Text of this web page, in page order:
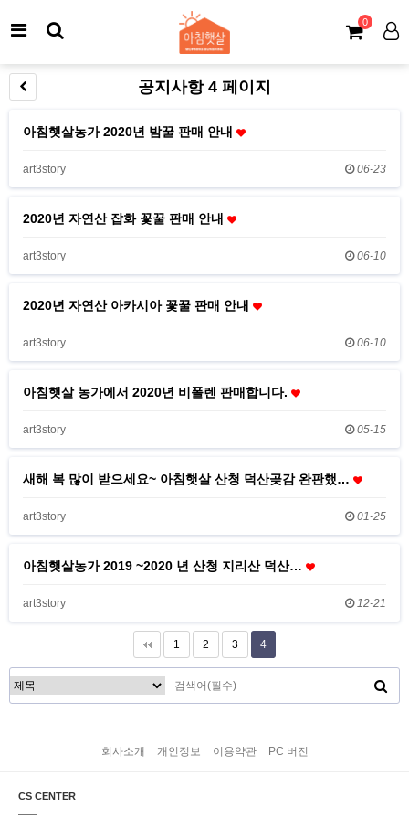
0
공지사항 4 페이지
아침햇살농가 2020년 밤꿀 판매 안내
art3story 06-23
2020년 자연산 잡화 꽃꿀 판매 안내
art3story 06-10
2020년 자연산 아카시아 꽃꿀 판매 안내
art3story 06-10
아침햇살 농가에서 2020년 비폴렌 판매합니다.
art3story 05-15
새해 복 많이 받으세요~ 아침햇살 산청 덕산곶감 완판했…
art3story 01-25
아침햇살농가 2019 ~2020 년 산청 지리산 덕산…
art3story 12-21
1 2 3 4
회사소개 개인정보 이용약관 PC 버전
CS CENTER